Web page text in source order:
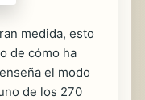
medida, esto
de cómo ha
el modo
de los 270